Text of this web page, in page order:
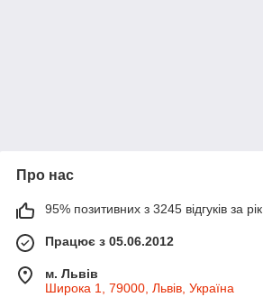
Про нас
95% позитивних з 3245 відгуків за рік
Працює з 05.06.2012
м. Львів
Широка 1, 79000, Львів, Україна